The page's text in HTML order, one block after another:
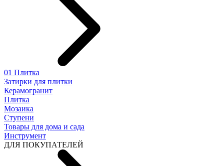
01 Плитка
Затирки для плитки
Керамогранит
Плитка
Мозаика
Ступени
Товары для дома и сада
Инструмент
ДЛЯ ПОКУПАТЕЛЕЙ